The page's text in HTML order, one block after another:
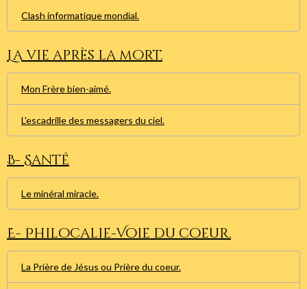
Clash informatique mondial.
La vie après la mort.
Mon Frère bien-aimé.
L'escadrille des messagers du ciel.
B- Santé
Le minéral miracle.
E- Philocalie-Voie du coeur.
La Prière de Jésus ou Prière du coeur.